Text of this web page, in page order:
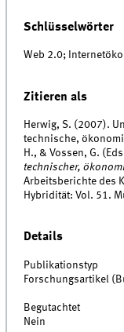
Schlüsselwörter
Web 2.0;
Zitieren als
Herwig, S. (2007).
technische,
H., & Vossen, G.
technischer,
Arbeitsberichte des
Hybridität: Vol. 51.
Details
Publikationstyp
Forschungsartikel
Begutachtet
Nein